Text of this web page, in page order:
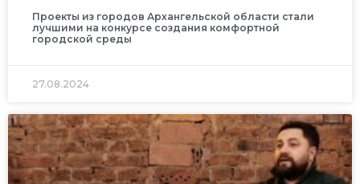
Проекты из городов Архангельской области стали
лучшими на конкурсе создания комфортной
городской среды
27.08.2024